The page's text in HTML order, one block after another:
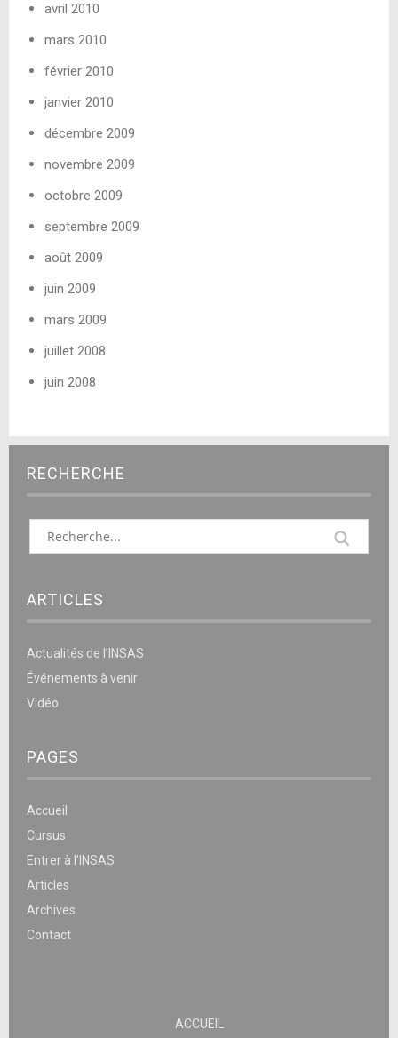
avril 2010
mars 2010
février 2010
janvier 2010
décembre 2009
novembre 2009
octobre 2009
septembre 2009
août 2009
juin 2009
mars 2009
juillet 2008
juin 2008
RECHERCHE
ARTICLES
Actualités de l’INSAS
Événements à venir
Vidéo
PAGES
Accueil
Cursus
Entrer à l’INSAS
Articles
Archives
Contact
ACCUEIL